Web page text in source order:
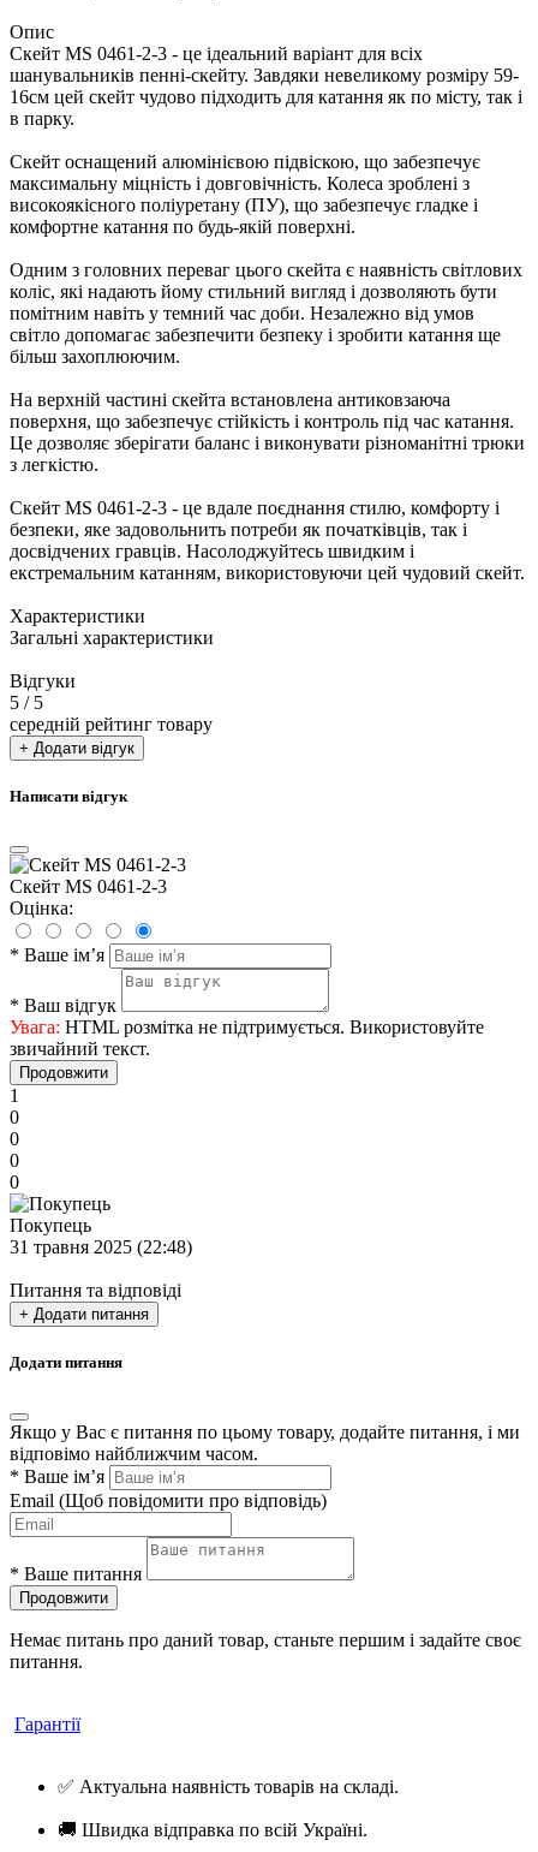
Опис
Скейт MS 0461-2-3 - це ідеальний варіант для всіх
шанувальників пенні-скейту. Завдяки невеликому розміру 59-
16см цей скейт чудово підходить для катання як по місту, так і
в парку.
Скейт оснащений алюмінієвою підвіскою, що забезпечує
максимальну міцність і довговічність. Колеса зроблені з
високоякісного поліуретану (ПУ), що забезпечує гладке і
комфортне катання по будь-якій поверхні.
Одним з головних переваг цього скейта є наявність світлових
коліс, які надають йому стильний вигляд і дозволяють бути
помітним навіть у темний час доби. Незалежно від умов
світло допомагає забезпечити безпеку і зробити катання ще
більш захоплюючим.
На верхній частині скейта встановлена антиковзаюча
поверхня, що забезпечує стійкість і контроль під час катання.
Це дозволяє зберігати баланс і виконувати різноманітні трюки
з легкістю.
Скейт MS 0461-2-3 - це вдале поєднання стилю, комфорту і
безпеки, яке задовольнить потреби як початківців, так і
досвідчених гравців. Насолоджуйтесь швидким і
екстремальним катанням, використовуючи цей чудовий скейт.
Характеристики
Загальні характеристики
Відгуки
5 / 5
середній рейтинг товару
+ Додати відгук
Написати відгук
Скейт MS 0461-2-3
Оцінка:
* Ваше ім’я
* Ваш відгук
Увага: HTML розмітка не підтримується. Використовуйте
звичайний текст.
Продовжити
1
0
0
0
0
Покупець
31 травня 2025 (22:48)
Питання та відповіді
+ Додати питання
Додати питання
Якщо у Вас є питання по цьому товару, додайте питання, і ми
відповімо найближчим часом.
* Ваше ім’я
Email (Щоб повідомити про відповідь)
* Ваше питання
Продовжити
Немає питань про даний товар, станьте першим і задайте своє
питання.
Гарантії
✅ Актуальна наявність товарів на складі.
🚚 Швидка відправка по всій Україні.